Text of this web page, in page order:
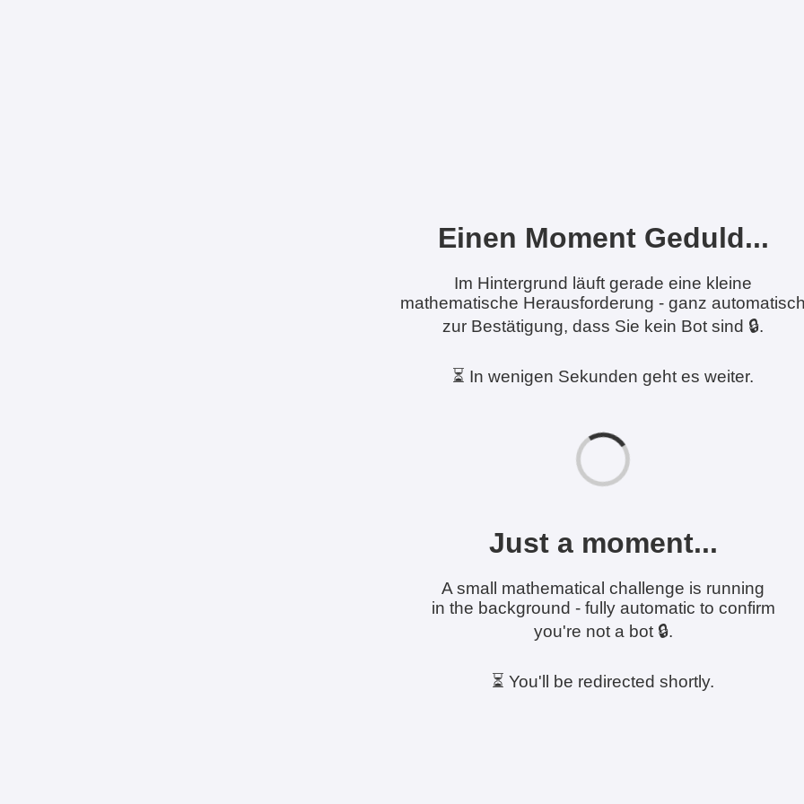
Einen Moment Geduld...
Im Hintergrund läuft gerade eine kleine
mathematische Herausforderung - ganz
zur Bestätigung, dass Sie kein Bot sind 🔒.
⏳ In wenigen Sekunden geht es weiter.
Just a moment...
A small mathematical challenge is running
in the background - fully automatic to confirm
you're not a bot 🔒.
⏳ You'll be redirected shortly.